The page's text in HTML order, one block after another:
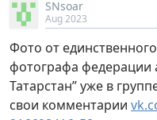
SNsoar
Aug 2023
Фото от
фотографа федерации
Татарстан” уже в
свои комментарии